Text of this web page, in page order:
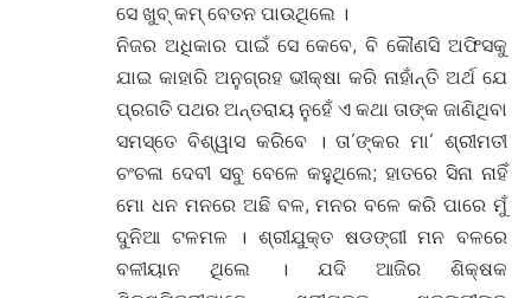
ସେ ଖୁବ୍ କମ୍ ବେତନ ପାଉଥିଲେ ।
ନିଜର ଅଧିକାର ପାଇଁ ସେ କେବେ, ବି କୌଣସି ଅଫିସକୁ
ଯାଇ କାହାରି ଅନୁଗ୍ରହ ଭୀକ୍ଷା କରି ନାହାଁନ୍ତି ଅର୍ଥ ଯେ
ପ୍ରଗତି ପଥର ଅନ୍ତରାୟ ନୁହେଁ ଏ କଥା ତାଙ୍କ ଜାଣିଥିବା
ସମସ୍ତେ ବିଶ୍ୱାସ କରିବେ । ତା’ଙ୍କର ମା’ ଶ୍ରୀମତୀ
ଚଂଚଳା ଦେବୀ ସବୁ ବେଳେ କହୁଥିଲେ; ହାତରେ ସିନା ନାହିଁ
ମୋ ଧନ ମନରେ ଅଛି ବଳ, ମନର ବଳେ କରି ପାରେ ମୁଁ
ଦୁନିଆ ଟଳମଳ । ଶ୍ରୀଯୁକ୍ତ ଷଡଙ୍ଗୀ ମନ ବଳରେ
ବଳୀୟାନ ଥିଲେ । ଯଦି ଆଜିର ଶିକ୍ଷକ